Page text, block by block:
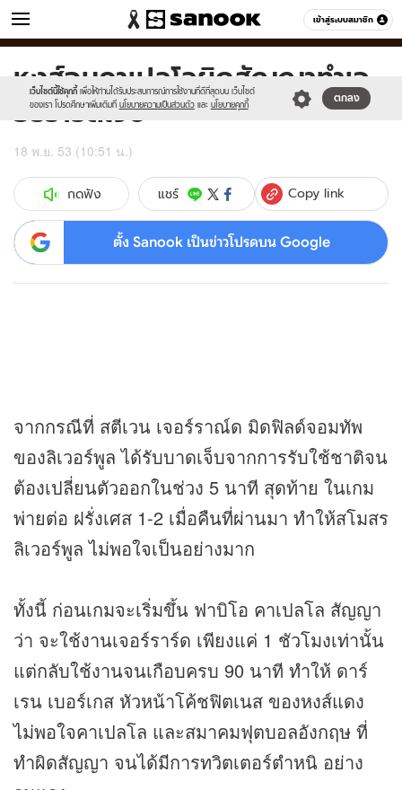
เข้าสู่ระบบสมาชิก
ข่าว หมวดอื่นๆ
เว็บไซต์นี้ใช้คุกกี้ เพื่อให้ท่านได้รับประสบการณ์การใช้งานที่ดีที่สุดบน เว็บไซต์
ของเรา โปรดศึกษาเพิ่มเติมที่ นโยบายความเป็นส่วนตัว และ นโยบายคุกกี้
ตกลง
Sanook
//s.isanook.com/sr/0/images/logo-
new-
sanook.png
600
60
หงส์ฉุนคาเปลโลผิดสัญญาทำเจ
อร์ราร์ดเจ็บ
18 พ.ย. 53 (10:51 น.)
กดฟัง แชร์ Copy link
ตั้ง Sanook เป็นข่าวโปรดบน Google
จากกรณีที่ สตีเวน เจอร์ราณ์ด มิดฟิลด์จอมทัพ
ของลิเวอร์พูล ได้รับบาดเจ็บจากการรับใช้ชาติจน
ต้องเปลี่ยนตัวออกในช่วง 5 นาที สุดท้าย ในเกม
พ่ายต่อ ฝรั่งเศส 1-2 เมื่อคืนที่ผ่านมา ทำให้สโมสร
ลิเวอร์พูล ไม่พอใจเป็นอย่างมาก
ทั้งนี้ ก่อนเกมจะเริ่มขึ้น ฟาบิโอ คาเปลโล สัญญา
ว่า จะใช้งานเจอร์ราร์ด เพียงแค่ 1 ชัวโมงเท่านั้น
แต่กลับใช้งานจนเกือบครบ 90 นาที ทำให้ ดาร์
เรน เบอร์เกส หัวหน้าโค้ชฟิตเนส ของหงส์แดง
ไม่พอใจคาเปลโล และสมาคมฟุตบอลอังกฤษ ที่
ทำผิดสัญญา จนได้มีการทวิตเตอร์ตำหนิ อย่าง